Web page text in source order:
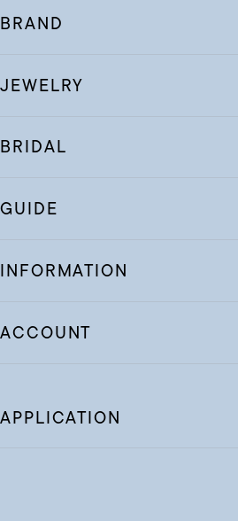
BRAND
JEWELRY
BRIDAL
GUIDE
INFORMATION
ACCOUNT
APPLICATION